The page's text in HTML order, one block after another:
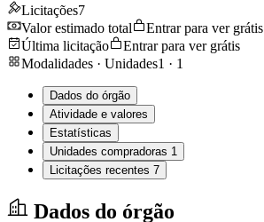
Licitações7
Valor estimado total
Entrar para ver grátis
Última licitação
Entrar para ver grátis
Modalidades · Unidades1 · 1
Dados do órgão
Atividade e valores
Estatísticas
Unidades compradoras 1
Licitações recentes 7
Dados do órgão